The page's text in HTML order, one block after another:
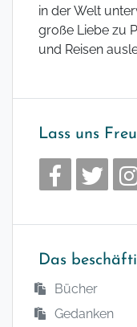
in der Welt
große Liebe zu
und Reisen
Lass uns
Das
Bücher
Gedanken